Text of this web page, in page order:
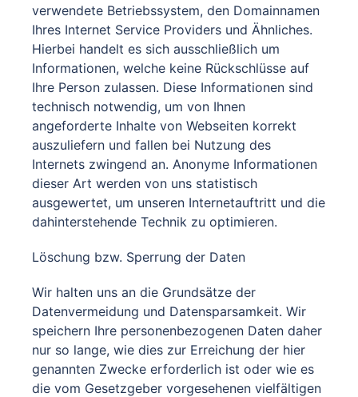
verwendete Betriebssystem, den Domainnamen
Ihres Internet Service Providers und Ähnliches.
Hierbei handelt es sich ausschließlich um
Informationen, welche keine Rückschlüsse auf
Ihre Person zulassen. Diese Informationen sind
technisch notwendig, um von Ihnen
angeforderte Inhalte von Webseiten korrekt
auszuliefern und fallen bei Nutzung des
Internets zwingend an. Anonyme Informationen
dieser Art werden von uns statistisch
ausgewertet, um unseren Internetauftritt und die
dahinterstehende Technik zu optimieren.
Löschung bzw. Sperrung der Daten
Wir halten uns an die Grundsätze der
Datenvermeidung und Datensparsamkeit. Wir
speichern Ihre personenbezogenen Daten daher
nur so lange, wie dies zur Erreichung der hier
genannten Zwecke erforderlich ist oder wie es
die vom Gesetzgeber vorgesehenen vielfältigen